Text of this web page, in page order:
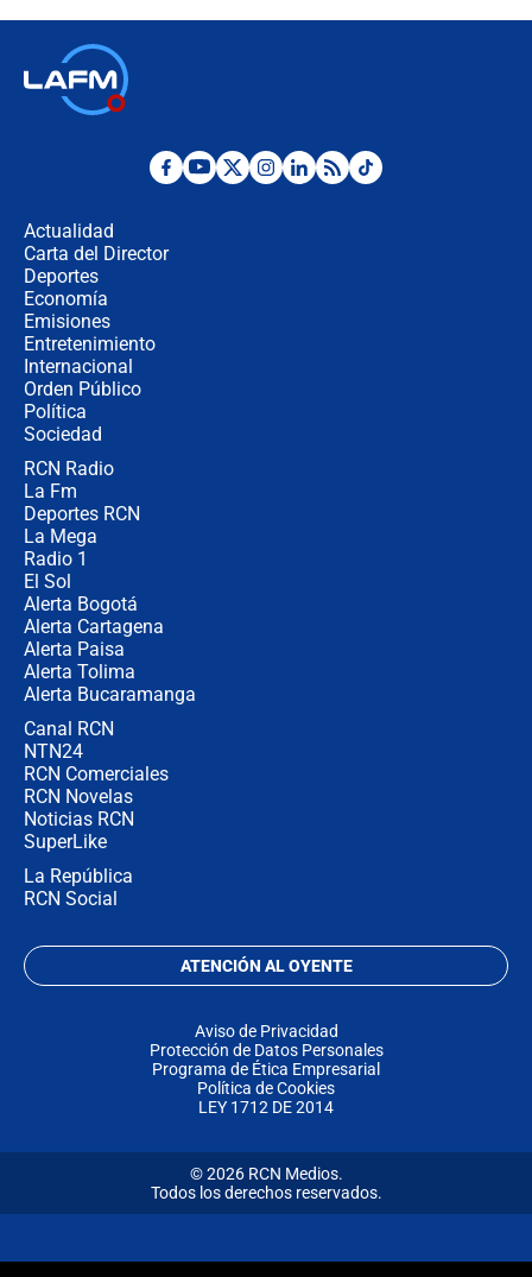
¿Por qué De la Espriella gobernará
Actualidad
Carta del Director
Deportes
Economía
Emisiones
Entretenimiento
Internacional
Orden Público
Política
Sociedad
RCN Radio
La Fm
Deportes RCN
La Mega
Radio 1
El Sol
Alerta Bogotá
Alerta Cartagena
Alerta Paisa
Alerta Tolima
Alerta Bucaramanga
Canal RCN
NTN24
RCN Comerciales
RCN Novelas
Noticias RCN
SuperLike
La República
RCN Social
ATENCIÓN AL OYENTE
Aviso de Privacidad
Protección de Datos Personales
Programa de Ética Empresarial
Política de Cookies
LEY 1712 DE 2014
© 2026 RCN Medios.
Todos los derechos reservados.